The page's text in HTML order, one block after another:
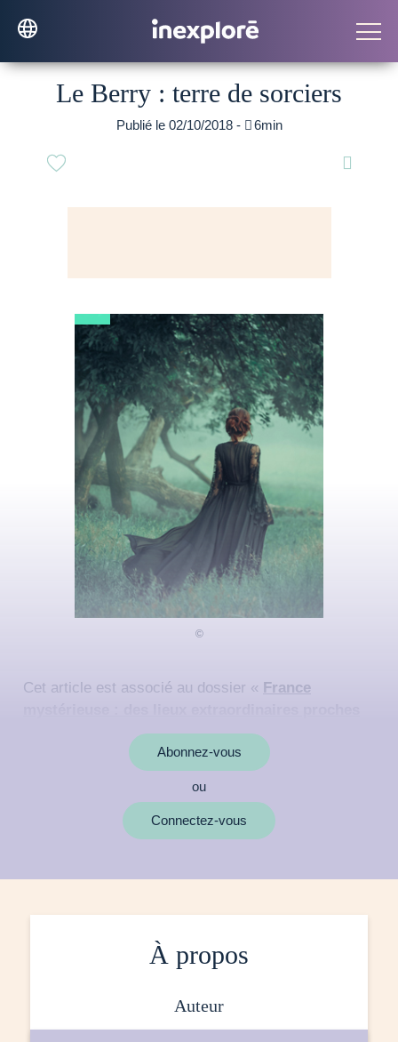
Le Berry : terre de sorciers
Publié le 02/10/2018 - 6min

Cet article est associé au dossier « France
Abonnez-vous
ou
Connectez-vous
À propos
auteur